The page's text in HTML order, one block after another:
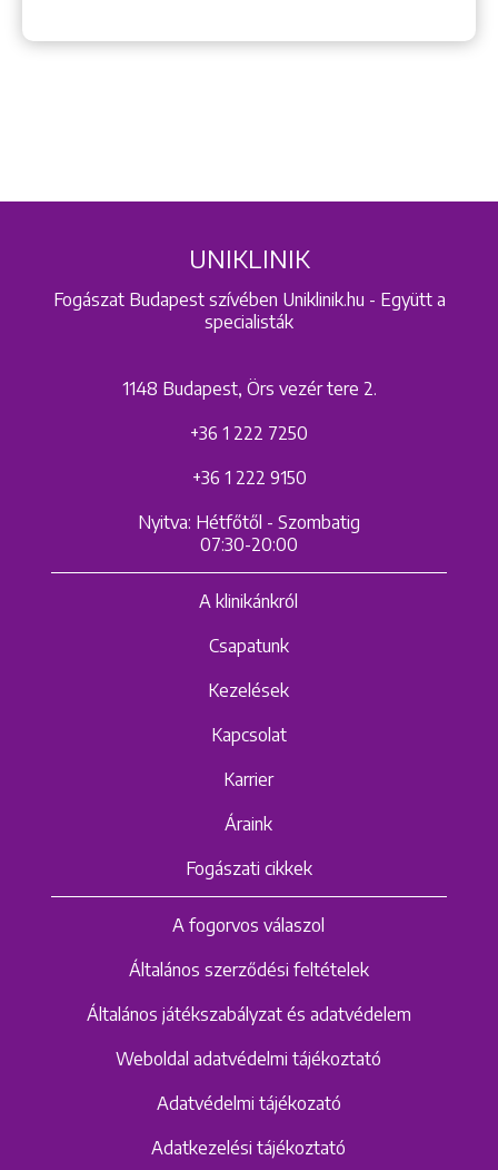
UNIKLINIK
Fogászat Budapest szívében Uniklinik.hu - Együtt a
specialisták
1148 Budapest, Örs vezér tere 2.
+36 1 222 7250
+36 1 222 9150
Nyitva: Hétfőtől - Szombatig
07:30-20:00
A klinikánkról
Csapatunk
Kezelések
Kapcsolat
Karrier
Áraink
Fogászati cikkek
A fogorvos válaszol
Általános szerződési feltételek
Általános játékszabályzat és adatvédelem
Weboldal adatvédelmi tájékoztató
Adatvédelmi tájékozató
Adatkezelési tájékoztató